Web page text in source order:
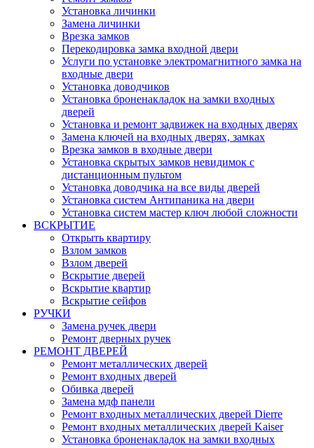
Установка личинки
Замена личинки
Врезка замков
Перекодировка замка входной двери
Услуги по установке электромагнитного замка на
входные двери
Установка доводчиков
Установка броненакладок на замки входных
дверей
Установка и ремонт задвижек на входных дверях
Замена ключей на входных дверях, замках
Врезка замков в входные двери
Установка скрытых замков невидимок с
дистанционным пультом
Установка доводчика на все виды дверей
Установка систем Антипаника на двери
Установка систем мастер ключ любой сложности
ВСКРЫТИЕ
Открыть квартиру
Взлом замков
Взлом дверей
Вскрытие дверей
Вскрытие квартир
Вскрытие сейфов
РУЧКИ
Замена ручек двери
Ремонт дверных ручек
РЕМОНТ ДВЕРЕЙ
Ремонт металлических дверей
Ремонт входных дверей
Обивка дверей
Замена мдф панели
Ремонт входных металлических дверей Dierre
Ремонт входных металлических дверей Kaiser
Установка броненакладок на замки входных